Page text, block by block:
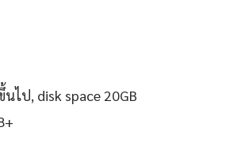
ไป, disk space 20GB